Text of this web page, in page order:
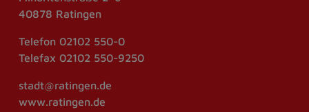
40878 Ratingen
Telefon 02102 550-0
Telefax 02102 550-9250
stadt@ratingen.de
www.ratingen.de